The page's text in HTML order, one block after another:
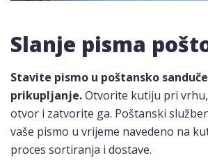
Slanje pisma
Stavite pismo u poštansko
prikupljanje.Otvorite kutiju pri
otvor i zatvorite ga. Poštanski
vaše pismo u vrijeme navedeno na
proces sortiranja i dostave.